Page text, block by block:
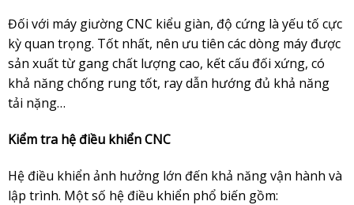
Đối với máy giường CNC kiểu giàn, độ cứng là yếu tố cực
kỳ quan trọng. Tốt nhất, nên ưu tiên các dòng máy được
sản xuất từ gang chất lượng cao, kết cấu đối xứng, có
khả năng chống rung tốt, ray dẫn hướng đủ khả năng
tải nặng…
Kiểm tra hệ điều khiển CNC
Hệ điều khiển ảnh hưởng lớn đến khả năng vận hành và
lập trình. Một số hệ điều khiển phổ biến gồm: